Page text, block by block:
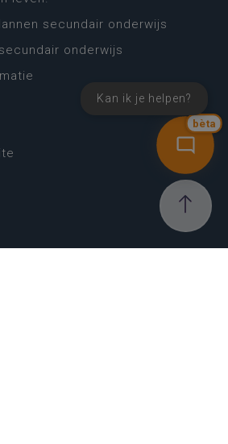
bèta
Kan ik je helpen?
secundair onderwijs
onderwijs